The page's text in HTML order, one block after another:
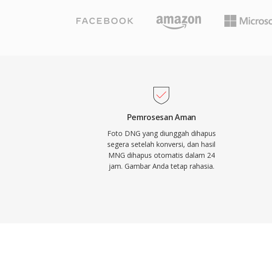
Pemrosesan Aman
Foto DNG yang diunggah dihapus
segera setelah konversi, dan hasil
MNG dihapus otomatis dalam 24
jam. Gambar Anda tetap rahasia.